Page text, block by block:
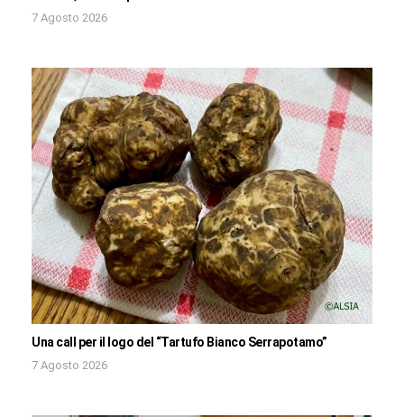
7 Agosto 2026
Una call per il logo del “Tartufo Bianco Serrapotamo”
7 Agosto 2026